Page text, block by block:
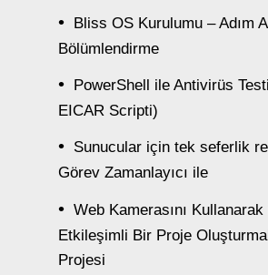
Bliss OS Kurulumu – Adım
Bölümlendirme
PowerShell ile Antivirüs
EICAR Scripti)
Sunucular için tek seferlik
Görev Zamanlayıcı ile
Web Kamerasını
Etkileşimli Bir Proje
Projesi